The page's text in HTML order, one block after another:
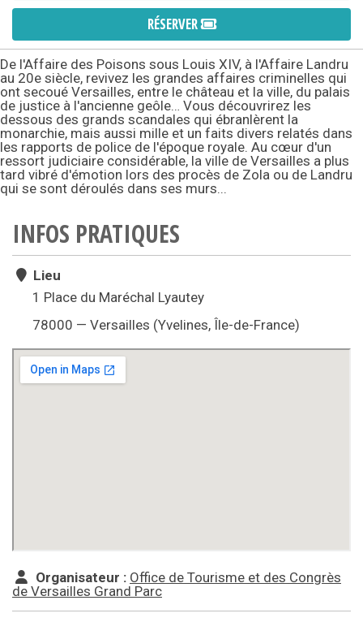
RÉSERVER
De l'Affaire des Poisons sous Louis XIV, à l'Affaire Landru
au 20e siècle, revivez les grandes affaires criminelles qui
ont secoué Versailles, entre le château et la ville, du palais
de justice à l'ancienne geôle… Vous découvrirez les
dessous des grands scandales qui ébranlèrent la
monarchie, mais aussi mille et un faits divers relatés dans
les rapports de police de l'époque royale. Au cœur d'un
ressort judiciaire considérable, la ville de Versailles a plus
tard vibré d'émotion lors des procès de Zola ou de Landru
qui se sont déroulés dans ses murs...
INFOS PRATIQUES
Lieu
1 Place du Maréchal Lyautey
78000 — Versailles (Yvelines, Île-de-France)
Organisateur : Office de Tourisme et des Congrès
de Versailles Grand Parc